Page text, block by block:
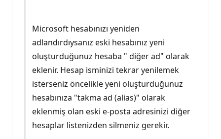
Microsoft hesabınızı yeniden
adlandırdıysanız eski hesabınız yeni
oluşturduğunuz hesaba " diğer ad" olarak
eklenir. Hesap isminizi tekrar yenilemek
isterseniz öncelikle yeni oluşturduğunuz
hesabınıza "takma ad (alias)" olarak
eklenmiş olan eski e-posta adresinizi diğer
hesaplar listenizden silmeniz gerekir.